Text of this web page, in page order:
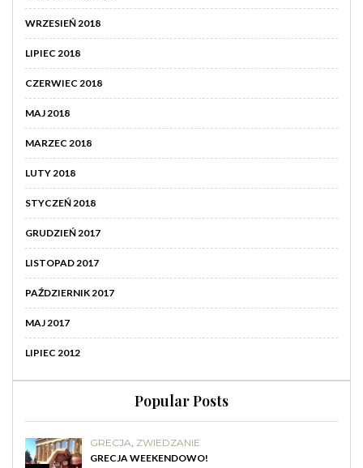
WRZESIEŃ 2018
LIPIEC 2018
CZERWIEC 2018
MAJ 2018
MARZEC 2018
LUTY 2018
STYCZEŃ 2018
GRUDZIEŃ 2017
LISTOPAD 2017
PAŹDZIERNIK 2017
MAJ 2017
LIPIEC 2012
Popular Posts
GRECJA, ZWIEDZANIE
GRECJA WEEKENDOWO!